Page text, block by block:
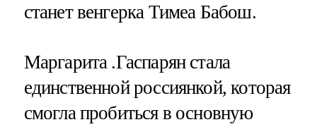
станет венгерка Тимеа Бабош.
Маргарита .Гаспарян стала
единственной россиянкой, которая
смогла пробиться в основную